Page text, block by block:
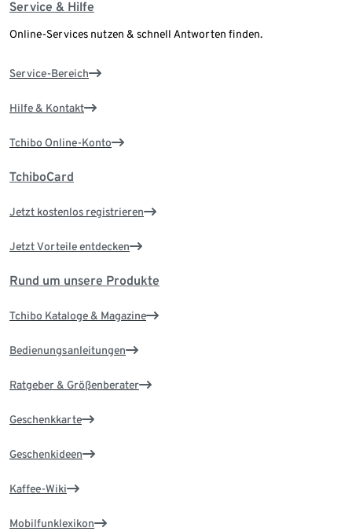
Service & Hilfe
Online-Services nutzen & schnell Antworten finden.
Service-Bereich
Hilfe & Kontakt
Tchibo Online-Konto
TchiboCard
Jetzt kostenlos registrieren
Jetzt Vorteile entdecken
Rund um unsere Produkte
Tchibo Kataloge & Magazine
Bedienungsanleitungen
Ratgeber & Größenberater
Geschenkkarte
Geschenkideen
Kaffee-Wiki
Mobilfunklexikon